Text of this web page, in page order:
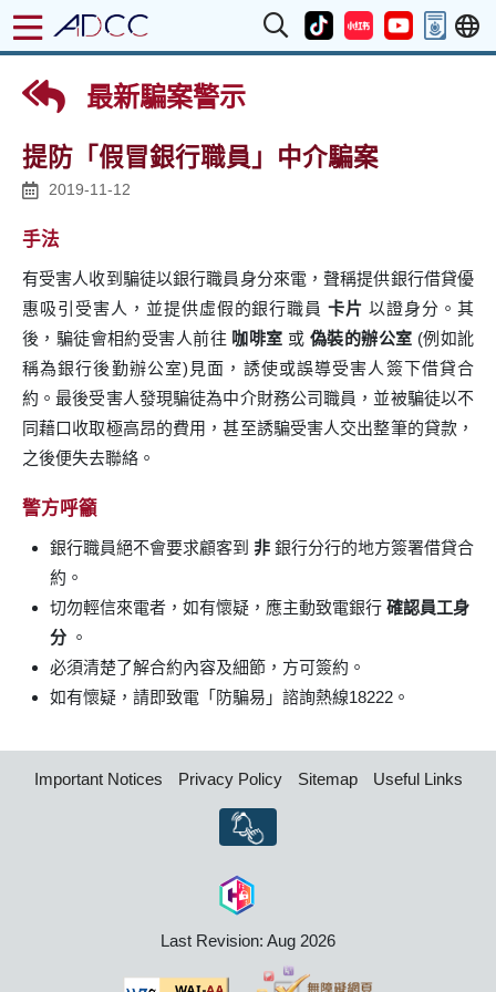
最新騙案警示
提防「假冒銀行職員」中介騙案
2019-11-12
手法
有受害人收到騙徒以銀行職員身分來電，聲稱提供銀行借貸優
惠吸引受害人，並提供虛假的銀行職員卡片 以證身分。其
後，騙徒會相約受害人前往 咖啡室 或 偽裝的辦公室 (例如訛
稱為銀行後勤辦公室)見面，誘使或誤導受害人簽下借貸合
約。最後受害人發現騙徒為中介財務公司職員，並被騙徒以不
同藉口收取極高昂的費用，甚至誘騙受害人交出整筆的貸款，
之後便失去聯絡。
警方呼籲
銀行職員絕不會要求顧客到 非 銀行分行的地方簽署借貸合
約。
切勿輕信來電者，如有懷疑，應主動致電銀行 確認員工身
分 。
必須清楚了解合約內容及細節，方可簽約。
如有懷疑，請即致電「防騙易」諮詢熱線18222。
Important Notices Privacy Policy Sitemap Useful Links
Last Revision: Aug 2026